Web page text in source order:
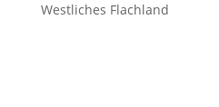
Westliches Flachland